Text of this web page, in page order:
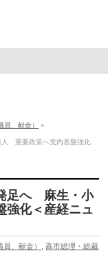
員、献金） »
人 重要政策へ党内基盤強化
足へ 麻生・小
化＜産経ニュ
、献金） ,高市総理・総裁